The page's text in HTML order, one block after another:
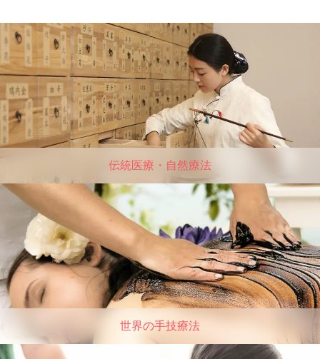
伝統医療・自然療法
世界の手技療法